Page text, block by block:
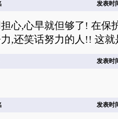
发表时
心,心早就但够了! 在保
,还笑话努力的人!! 这
发表时
发表时